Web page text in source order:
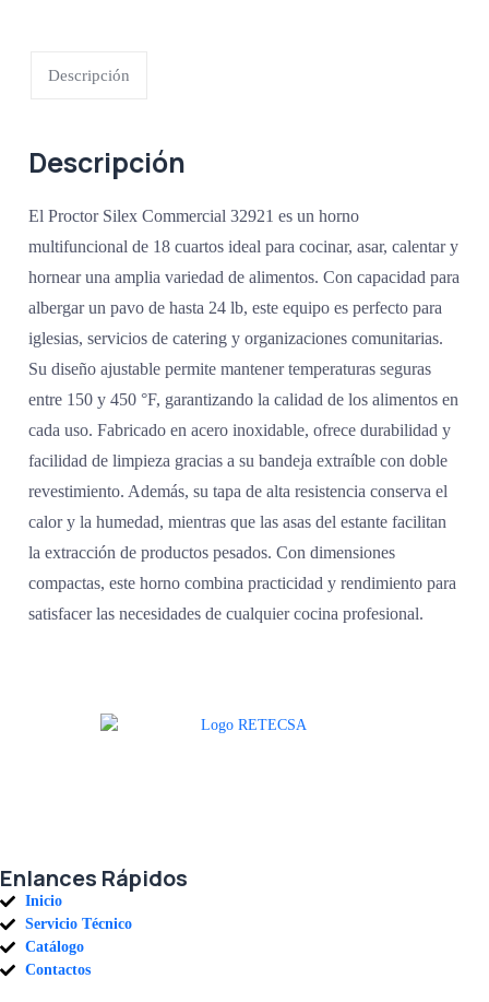
Descripción
Descripción
El Proctor Silex Commercial 32921 es un horno
multifuncional de 18 cuartos ideal para cocinar, asar, calentar y
hornear una amplia variedad de alimentos. Con capacidad para
albergar un pavo de hasta 24 lb, este equipo es perfecto para
iglesias, servicios de catering y organizaciones comunitarias.
Su diseño ajustable permite mantener temperaturas seguras
entre 150 y 450 °F, garantizando la calidad de los alimentos en
cada uso. Fabricado en acero inoxidable, ofrece durabilidad y
facilidad de limpieza gracias a su bandeja extraíble con doble
revestimiento. Además, su tapa de alta resistencia conserva el
calor y la humedad, mientras que las asas del estante facilitan
la extracción de productos pesados. Con dimensiones
compactas, este horno combina practicidad y rendimiento para
satisfacer las necesidades de cualquier cocina profesional.
Enlances Rápidos
Inicio
Servicio Técnico
Catálogo
Contactos